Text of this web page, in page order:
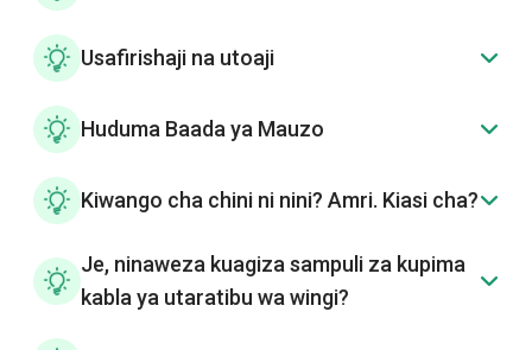
Usafirishaji na utoaji
Huduma Baada ya Mauzo
Kiwango cha chini ni nini? Amri. Kiasi cha?
Je, ninaweza kuagiza sampuli za kupima
kabla ya utaratibu wa wingi?